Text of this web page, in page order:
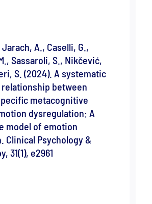
A., Caselli, G.,
Sassaroli, S., Nikčević,
S. (2024). A systematic
between
metacognitive
dysregulation: A
model of emotion
Clinical Psychology &
31(1), e2961